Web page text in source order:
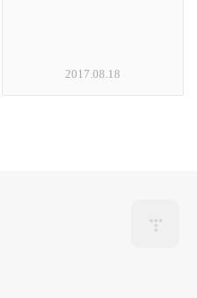
2017.08.18